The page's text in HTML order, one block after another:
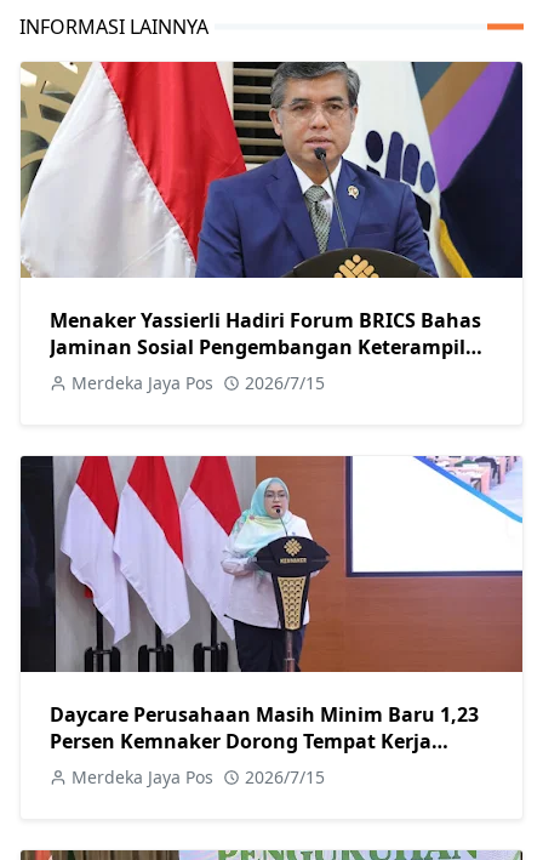
INFORMASI LAINNYA
Menaker Yassierli Hadiri Forum BRICS Bahas
Jaminan Sosial Pengembangan Keterampilan
dan Dunia Kerja Digital
Merdeka Jaya Pos 2026/7/15
Daycare Perusahaan Masih Minim Baru 1,23
Persen Kemnaker Dorong Tempat Kerja
Ramah Keluarga
Merdeka Jaya Pos 2026/7/15